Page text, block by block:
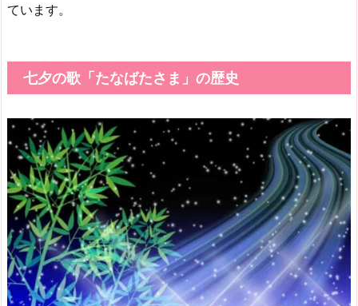
ています。
七夕の歌「たなばたさま」の歴史